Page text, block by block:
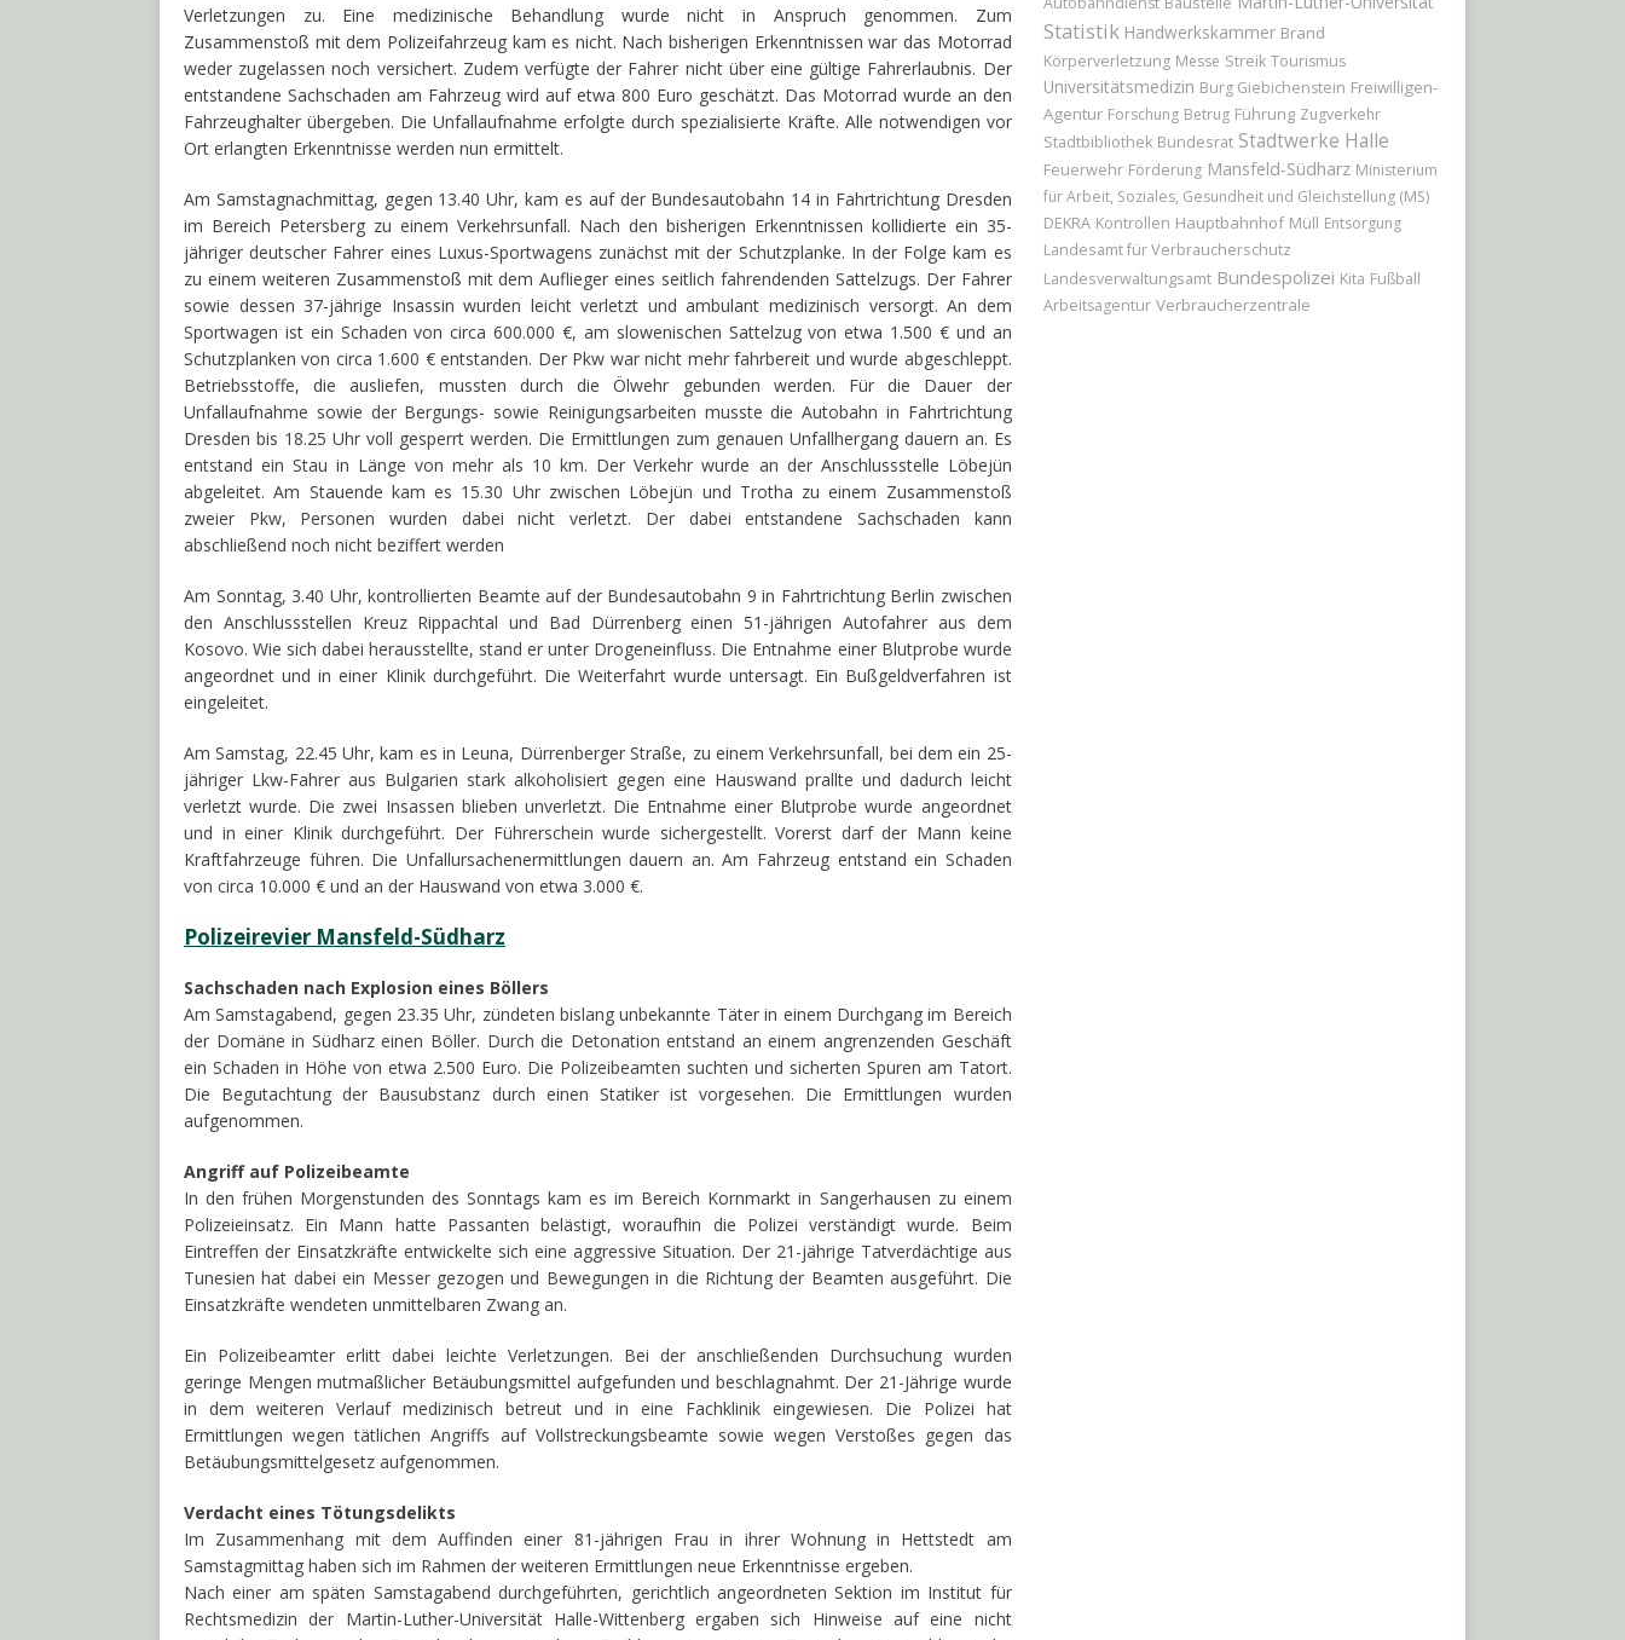
Verletzungen zu. Eine medizinische Behandlung wurde nicht in Anspruch genommen. Zum
Zusammenstoß mit dem Polizeifahrzeug kam es nicht. Nach bisherigen Erkenntnissen war das Motorrad
weder zugelassen noch versichert. Zudem verfügte der Fahrer nicht über eine gültige Fahrerlaubnis. Der
entstandene Sachschaden am Fahrzeug wird auf etwa 800 Euro geschätzt. Das Motorrad wurde an den
Fahrzeughalter übergeben. Die Unfallaufnahme erfolgte durch spezialisierte Kräfte. Alle notwendigen vor
Ort erlangten Erkenntnisse werden nun ermittelt.
Am Samstagnachmittag, gegen 13.40 Uhr, kam es auf der Bundesautobahn 14 in Fahrtrichtung Dresden
im Bereich Petersberg zu einem Verkehrsunfall. Nach den bisherigen Erkenntnissen kollidierte ein 35-
jähriger deutscher Fahrer eines Luxus-Sportwagens zunächst mit der Schutzplanke. In der Folge kam es
zu einem weiteren Zusammenstoß mit dem Auflieger eines seitlich fahrendenden Sattelzugs. Der Fahrer
sowie dessen 37-jährige Insassin wurden leicht verletzt und ambulant medizinisch versorgt. An dem
Sportwagen ist ein Schaden von circa 600.000 €, am slowenischen Sattelzug von etwa 1.500 € und an
Schutzplanken von circa 1.600 € entstanden. Der Pkw war nicht mehr fahrbereit und wurde abgeschleppt.
Betriebsstoffe, die ausliefen, mussten durch die Ölwehr gebunden werden. Für die Dauer der
Unfallaufnahme sowie der Bergungs- sowie Reinigungsarbeiten musste die Autobahn in Fahrtrichtung
Dresden bis 18.25 Uhr voll gesperrt werden. Die Ermittlungen zum genauen Unfallhergang dauern an. Es
entstand ein Stau in Länge von mehr als 10 km. Der Verkehr wurde an der Anschlussstelle Löbejün
abgeleitet. Am Stauende kam es 15.30 Uhr zwischen Löbejün und Trotha zu einem Zusammenstoß
zweier Pkw, Personen wurden dabei nicht verletzt. Der dabei entstandene Sachschaden kann
abschließend noch nicht beziffert werden
Am Sonntag, 3.40 Uhr, kontrollierten Beamte auf der Bundesautobahn 9 in Fahrtrichtung Berlin zwischen
den Anschlussstellen Kreuz Rippachtal und Bad Dürrenberg einen 51-jährigen Autofahrer aus dem
Kosovo. Wie sich dabei herausstellte, stand er unter Drogeneinfluss. Die Entnahme einer Blutprobe wurde
angeordnet und in einer Klinik durchgeführt. Die Weiterfahrt wurde untersagt. Ein Bußgeldverfahren ist
eingeleitet.
Am Samstag, 22.45 Uhr, kam es in Leuna, Dürrenberger Straße, zu einem Verkehrsunfall, bei dem ein 25-
jähriger Lkw-Fahrer aus Bulgarien stark alkoholisiert gegen eine Hauswand prallte und dadurch leicht
verletzt wurde. Die zwei Insassen blieben unverletzt. Die Entnahme einer Blutprobe wurde angeordnet
und in einer Klinik durchgeführt. Der Führerschein wurde sichergestellt. Vorerst darf der Mann keine
Kraftfahrzeuge führen. Die Unfallursachenermittlungen dauern an. Am Fahrzeug entstand ein Schaden
von circa 10.000 € und an der Hauswand von etwa 3.000 €.
Polizeirevier Mansfeld-Südharz
Sachschaden nach Explosion eines Böllers
Am Samstagabend, gegen 23.35 Uhr, zündeten bislang unbekannte Täter in einem Durchgang im Bereich
der Domäne in Südharz einen Böller. Durch die Detonation entstand an einem angrenzenden Geschäft
ein Schaden in Höhe von etwa 2.500 Euro. Die Polizeibeamten suchten und sicherten Spuren am Tatort.
Die Begutachtung der Bausubstanz durch einen Statiker ist vorgesehen. Die Ermittlungen wurden
aufgenommen.
Angriff auf Polizeibeamte
In den frühen Morgenstunden des Sonntags kam es im Bereich Kornmarkt in Sangerhausen zu einem
Polizeieinsatz. Ein Mann hatte Passanten belästigt, woraufhin die Polizei verständigt wurde. Beim
Eintreffen der Einsatzkräfte entwickelte sich eine aggressive Situation. Der 21-jährige Tatverdächtige aus
Tunesien hat dabei ein Messer gezogen und Bewegungen in die Richtung der Beamten ausgeführt. Die
Einsatzkräfte wendeten unmittelbaren Zwang an.
Ein Polizeibeamter erlitt dabei leichte Verletzungen. Bei der anschließenden Durchsuchung wurden
geringe Mengen mutmaßlicher Betäubungsmittel aufgefunden und beschlagnahmt. Der 21-Jährige wurde
in dem weiteren Verlauf medizinisch betreut und in eine Fachklinik eingewiesen. Die Polizei hat
Ermittlungen wegen tätlichen Angriffs auf Vollstreckungsbeamte sowie wegen Verstoßes gegen das
Betäubungsmittelgesetz aufgenommen.
Verdacht eines Tötungsdelikts
Im Zusammenhang mit dem Auffinden einer 81-jährigen Frau in ihrer Wohnung in Hettstedt am
Samstagmittag haben sich im Rahmen der weiteren Ermittlungen neue Erkenntnisse ergeben.
Nach einer am späten Samstagabend durchgeführten, gerichtlich angeordneten Sektion im Institut für
Rechtsmedizin der Martin-Luther-Universität Halle-Wittenberg ergaben sich Hinweise auf eine nicht
Statistik Handwerkskammer Brand
Körperverletzung Messe Streik Tourismus
Universitätsmedizin Burg Giebichenstein Freiwilligen-
Agentur Forschung Betrug Führung Zugverkehr
Stadtbibliothek Bundesrat Stadtwerke Halle
Feuerwehr Förderung Mansfeld-Südharz Ministerium
für Arbeit, Soziales, Gesundheit und Gleichstellung (MS)
DEKRA Kontrollen Hauptbahnhof Müll Entsorgung
Landesamt für Verbraucherschutz
Landesverwaltungsamt Bundespolizei Kita Fußball
Arbeitsagentur Verbraucherzentrale